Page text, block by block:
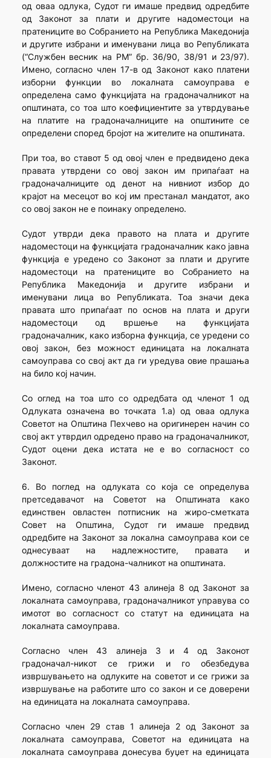
од оваа одлука, Судот ги имаше предвид одредбите
од Законот за плати и другите надоместоци на
пратениците во Собранието на Република Македонија
и другите избрани и именувани лица во Републиката
(“Службен весник на РМ” бр. 36/90, 38/91 и 23/97).
Имено, согласно член 17-в од Законот како платени
изборни функции во локалната самоуправа е
определена само функцијата на градоначалникот на
општината, со тоа што коефициентите за утврдување
на платите на градоначалниците на општините се
определени според бројот на жителите на општината.
При тоа, во ставот 5 од овој член е предвидено дека
правата утврдени со овој закон им припаѓаат на
градоначалниците од денот на нивниот избор до
крајот на месецот во кој им престанал мандатот, ако
со овој закон не е поинаку определено.
Судот утврди дека правото на плата и другите
надоместоци на функцијата градоначалник како јавна
функција е уредено со Законот за плати и другите
надоместоци на пратениците во Собранието на
Република Македонија и другите избрани и
именувани лица во Републиката. Тоа значи дека
правата што припаѓаат по основ на плата и други
надоместоци од вршење на функцијата
градоначалник, како изборна функција, се уредени со
овој закон, без можност единицата на локалната
самоуправа со свој акт да ги уредува овие прашања
на било кој начин.
Со оглед на тоа што со одредбата од членот 1 од
Одлуката означена во точката 1.а) од оваа одлука
Советот на Општина Пехчево на оригинерен начин со
свој акт утврдил одредено право на градоначалникот,
Судот оцени дека истата не е во согласност со
Законот.
6. Во поглед на одлуката со која се определува
претседавачот на Советот на Општината како
единствен овластен потписник на жиро-сметката
Совет на Општина, Судот ги имаше предвид
одредбите на Законот за локална самоуправа кои се
однесуваат на надлежностите, правата и
должностите на градона-чалникот на општината.
Имено, согласно членот 43 алинеја 8 од Законот за
локалната самоуправа, градоначалникот управува со
имотот во согласност со статут на единицата на
локалната самоуправа.
Согласно член 43 алинеја 3 и 4 од Законот
градоначал-никот се грижи и го обезбедува
извршувањето на одлуките на советот и се грижи за
извршување на работите што со закон и се доверени
на единицата на локалната самоуправа.
Согласно член 29 став 1 алинеја 2 од Законот за
локалната самоуправа, Советот на единицата на
локалната самоуправа донесува буџет на единицата